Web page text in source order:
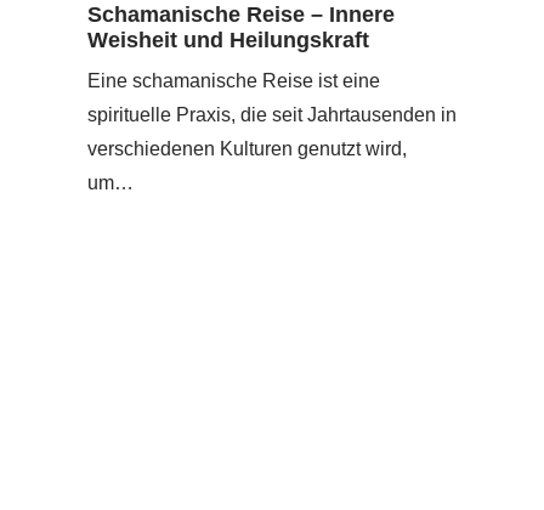
Schamanische Reise – Innere
Weisheit und Heilungskraft
Eine schamanische Reise ist eine
spirituelle Praxis, die seit Jahrtausenden in
verschiedenen Kulturen genutzt wird,
um…